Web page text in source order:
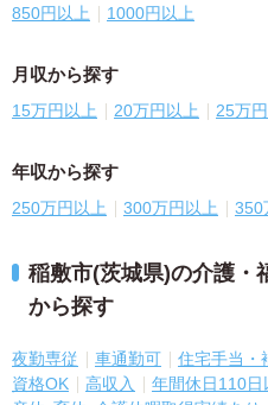
850円以上 1000円以上
月収から探す
15万円以上 20万円以上 25万
年収から探す
250万円以上 300万円以上 350
稲敷市(茨城県)の介護・
から探す
夜勤専従 車通勤可 住宅手当・
資格OK
高収入 年間休日110日